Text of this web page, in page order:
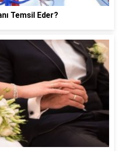
Temsil Eder?